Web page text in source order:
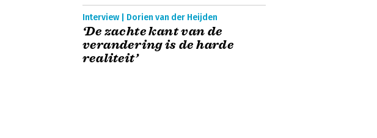
Interview | Dorien van der Heijden
‘De zachte kant van de
verandering is de harde
realiteit’